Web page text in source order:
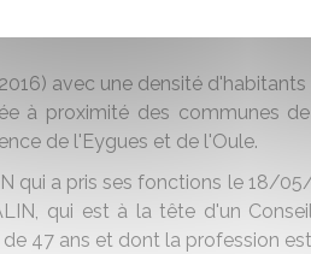
d'altitude, dont les sommets
avec une densité d'habitants
à proximité des communes de
de l'Eygues et de l'Oule.
qui a pris ses fonctions le 18/
qui est à la tête d'un
47 ans et dont la profession